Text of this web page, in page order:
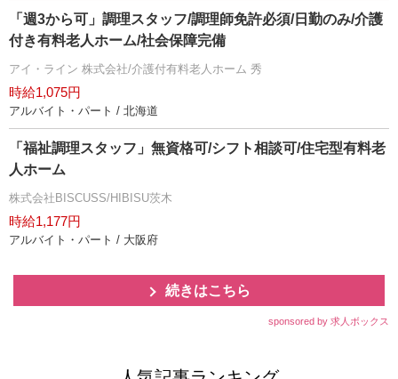
「週3から可」調理スタッフ/調理師免許必須/日勤のみ/介護
付き有料老人ホーム/社会保障完備
アイ・ライン 株式会社/介護付有料老人ホーム 秀
時給1,075円
アルバイト・パート / 北海道
「福祉調理スタッフ」無資格可/シフト相談可/住宅型有料老
人ホーム
株式会社BISCUSS/HIBISU茨木
時給1,177円
アルバイト・パート / 大阪府
続きはこちら
sponsored by 求人ボックス